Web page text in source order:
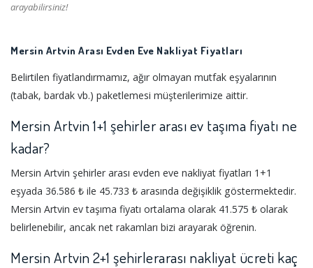
arayabilirsiniz!
Mersin Artvin Arası Evden Eve Nakliyat Fiyatları
Belirtilen fiyatlandırmamız, ağır olmayan mutfak eşyalarının
(tabak, bardak vb.) paketlemesi müşterilerimize aittir.
Mersin Artvin 1+1 şehirler arası ev taşıma fiyatı ne
kadar?
Mersin Artvin şehirler arası evden eve nakliyat fiyatları 1+1
eşyada 36.586 ₺ ile 45.733 ₺ arasında değişiklik göstermektedir.
Mersin Artvin ev taşıma fiyatı ortalama olarak 41.575 ₺ olarak
belirlenebilir, ancak net rakamları bizi arayarak öğrenin.
Mersin Artvin 2+1 şehirlerarası nakliyat ücreti kaç